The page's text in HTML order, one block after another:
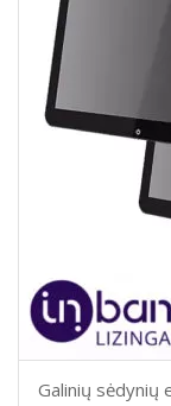
Galinių sėdynių